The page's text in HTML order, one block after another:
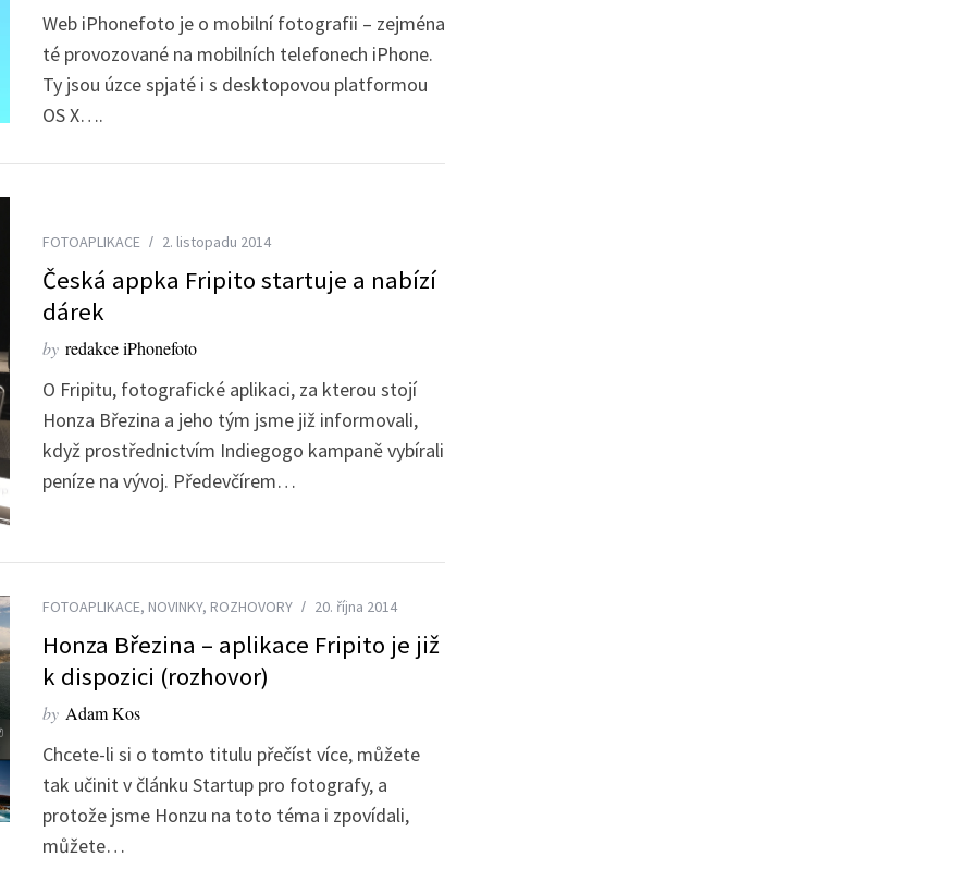
Web iPhonefoto je o mobilní fotografii – zejména
té provozované na mobilních telefonech iPhone.
Ty jsou úzce spjaté i s desktopovou platformou
OS X….
FOTOAPLIKACE 2. listopadu 2014
Česká appka Fripito startuje a nabízí
dárek
by redakce iPhonefoto
O Fripitu, fotografické aplikaci, za kterou stojí
Honza Březina a jeho tým jsme již informovali,
když prostřednictvím Indiegogo kampaně vybírali
peníze na vývoj. Předevčírem…
FOTOAPLIKACE, NOVINKY, ROZHOVORY 20. října 2014
Honza Březina – aplikace Fripito je již
k dispozici (rozhovor)
by Adam Kos
Chcete-li si o tomto titulu přečíst více, můžete
tak učinit v článku Startup pro fotografy, a
protože jsme Honzu na toto téma i zpovídali,
můžete…